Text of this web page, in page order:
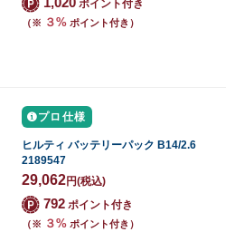
ポイント付き
（※ ３% ポイント付き）
プロ仕様
ヒルティ バッテリーパック B14/2.6
2189547
29,062円(税込)
792 ポイント付き
（※ ３% ポイント付き）